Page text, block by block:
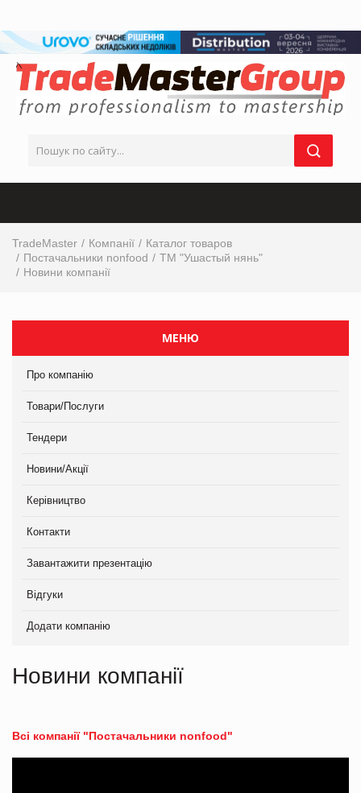
TradeMaster Компанії
Каталог товаров
Постачальники nonfood
ТМ "Ушастый нянь"
Новини компанії
МЕНЮ
Про компанію
Товари/Послуги
Тендери
Новини/Акції
Керівництво
Контакти
Завантажити презентацію
Відгуки
Додати компанію
Новини компанії
Всі компанії "Постачальники nonfood"